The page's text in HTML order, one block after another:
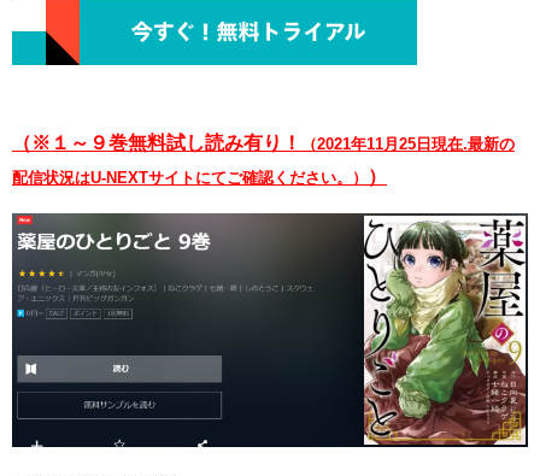
（※１～９巻無料試し読み有り！
（2021年11月25日現在.最新の
配信状況はU-NEXTサイトにてご確認ください。）
）